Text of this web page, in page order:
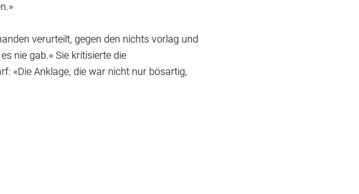
verurteilt, gegen den nichts vorlag und
nie gab.» Sie kritisierte die
«Die Anklage, die war nicht nur bösartig,